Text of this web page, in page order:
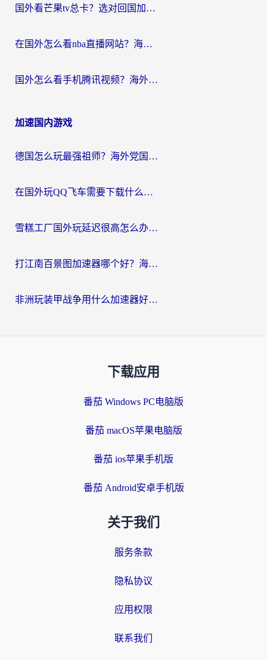
国外看芒果tv总卡？选对回国加速器，轻松追《浪姐》不费劲
在国外怎么看nba直播网站？海外党专属体育观赛指南，告别地区限制！
国外怎么看手机腾讯视频？海外党亲测有效的追剧加速器选择指南
加速国内游戏
德国怎么玩最强祖师？海外党国服游戏加速器选择全攻略（附宝可梦Online实测）
在国外玩QQ飞车需要下载什么加速器呢？海外党亲测有效的国服游戏加速指南
雪糕工厂国外玩延迟很高怎么办？海外玩家国服游戏加速终极攻略（附实测推荐）
打江南百景图加速器哪个好？海外党踩坑N次后，终于找到不卡的秘诀
非洲玩装甲战争用什么加速器好？海外党亲测有效的国服游戏加速方案
下载应用
番茄 Windows PC电脑版
番茄 macOS苹果电脑版
番茄 ios苹果手机版
番茄 Android安卓手机版
关于我们
服务条款
隐私协议
应用权限
联系我们